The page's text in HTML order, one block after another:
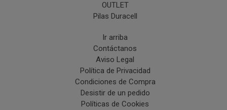
OUTLET
Pilas Duracell
Ir arriba
Contáctanos
Aviso Legal
Política de Privacidad
Condiciones de Compra
Desistir de un pedido
Políticas de Cookies